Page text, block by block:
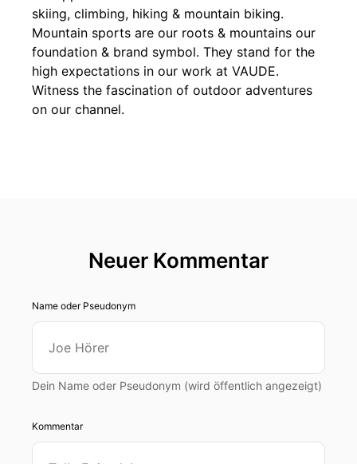
skiing, climbing, hiking & mountain biking.
Mountain sports are our roots & mountains our
foundation & brand symbol. They stand for the
high expectations in our work at VAUDE.
Witness the fascination of outdoor adventures
on our channel.
Neuer Kommentar
Name oder Pseudonym
Dein Name oder Pseudonym (wird öffentlich angezeigt)
Kommentar